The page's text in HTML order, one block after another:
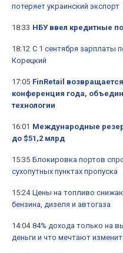
потеряет украинский экспорт
18:33 НБУ ввел кредитные
18:12 С 1 сентября зарплаты
Корецкий
17:05 FinRetail
конференция года,
технологии
16:01 Международные
до $51,2 млрд
15:35 Блокировка портов
сухопутных пунктах пропуска
15:24 Цены на топливо
бензина, дизеля и автогаза
14:04 84% дохода только на
деньги и что мечтают